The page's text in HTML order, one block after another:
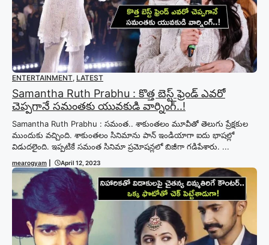
ENTERTAINMENT, LATEST
Samantha Ruth Prabhu : కొత్త బెస్ట్ ఫ్రెండ్ ఎవరో
చెప్పగానే సమంతకు యువకుడి వార్నింగ్..!
Samantha Ruth Prabhu : సమంత.. శాకుంతలం మూవీతో తెలుగు ప్రేక్షకుల
ముందుకు వచ్చింది. శాకుంతలం సినిమాను పాన్ ఇండియాగా ఐదు భాషల్లో
విడుదలైంది. ఇప్పటికే సమంత సినిమా ప్రమోషన్లలో బిజీగా గడిపేశారు. ...
mearogyam April 12, 2023